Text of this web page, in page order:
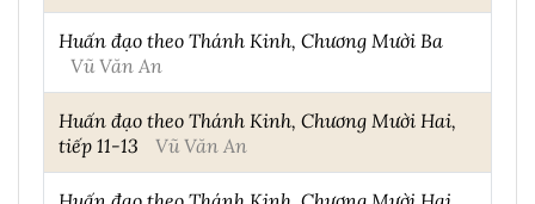
Huấn đạo theo Thánh Kinh, Chương Mười Ba
Vũ Văn An
Huấn đạo theo Thánh Kinh, Chương Mười Hai,
tiếp 11-13
Vũ Văn An